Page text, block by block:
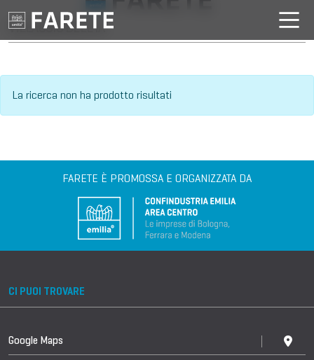
VILLAGGIO DELL'IA
La ricerca non ha prodotto risultati
FARETE È PROMOSSA E ORGANIZZATA DA
CI PUOI TROVARE
Google Maps